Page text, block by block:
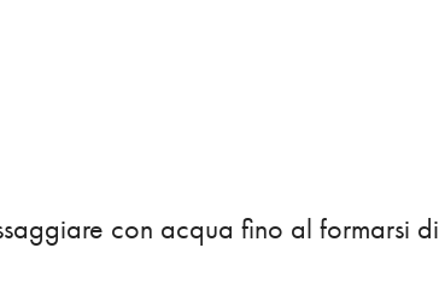
con acqua fino al formarsi di